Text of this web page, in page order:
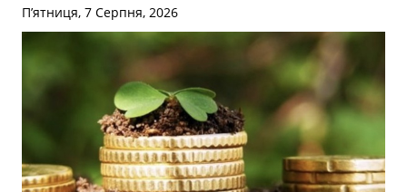
П’ятниця, 7 Серпня, 2026